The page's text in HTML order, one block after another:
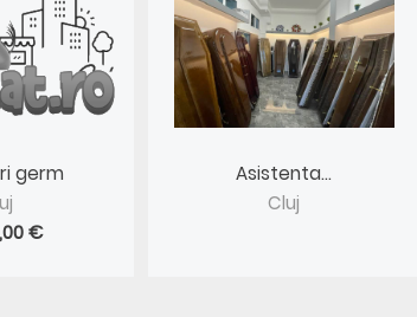
germ
€
Asistenta...
Cluj